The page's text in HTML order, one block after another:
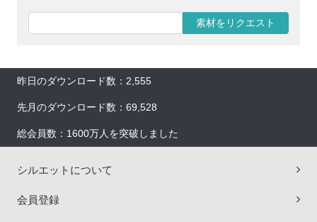
素材をリクエスト
昨日のダウンロード数：2,555
先月のダウンロード数：69,528
総会員数：1600万人を突破しました
シルエットについて
会員登録